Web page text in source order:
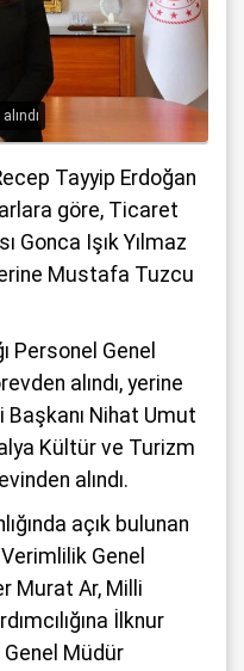
Tayyip Erdoğan
göre, Ticaret
Gonca Işık Yılmaz
Mustafa Tuzcu
Personel Genel
alındı, yerine
Nihat Umut
Kültür ve Turizm
alındı.
açık bulunan
Genel
Murat Ar, Milli
İlknur
Müdür